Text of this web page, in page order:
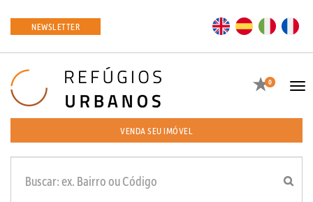
NEWSLETTER EN ES
Favoritos
0
VENDA SEU IMÓVEL